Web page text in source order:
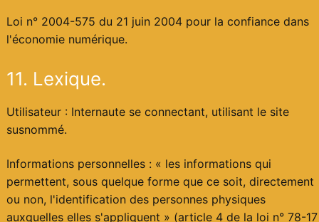
Loi n° 2004-575 du 21 juin 2004 pour la confiance dans
l'économie numérique.
11. Lexique.
Utilisateur : Internaute se connectant, utilisant le site
susnommé.
Informations personnelles : « les informations qui
permettent, sous quelque forme que ce soit, directement
ou non, l'identification des personnes physiques
auxquelles elles s'appliquent » (article 4 de la loi n° 78-17